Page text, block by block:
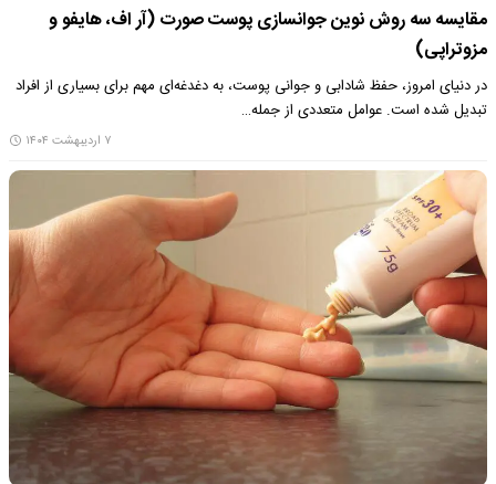
مقایسه سه روش نوین جوانسازی پوست صورت (آر اف، هایفو و
مزوتراپی)
در دنیای امروز، حفظ شادابی و جوانی پوست، به دغدغه‌ای مهم برای بسیاری از افراد
تبدیل شده است. عوامل متعددی از جمله…
۷ اردیبهشت ۱۴۰۴